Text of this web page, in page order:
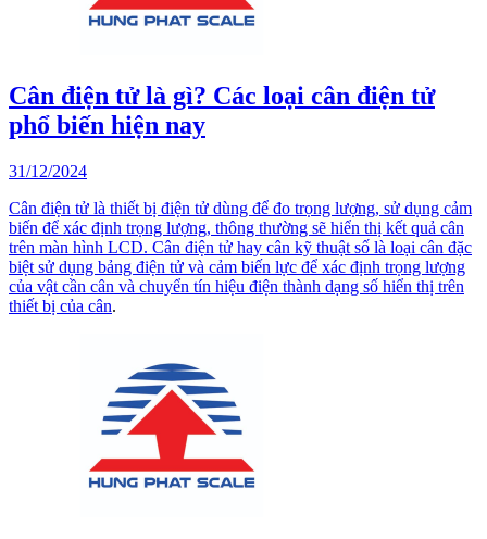
Cân điện tử là gì? Các loại cân điện tử
phổ biến hiện nay
31/12/2024
Cân điện tử là thiết bị điện tử dùng để đo trọng lượng, sử dụng cảm
biến để xác định trọng lượng, thông thường sẽ hiển thị kết quả cân
trên màn hình LCD. Cân điện tử hay cân kỹ thuật số là loại cân đặc
biệt sử dụng bảng điện tử và cảm biến lực để xác định trọng lượng
của vật cần cân và chuyển tín hiệu điện thành dạng số hiển thị trên
thiết bị của cân.